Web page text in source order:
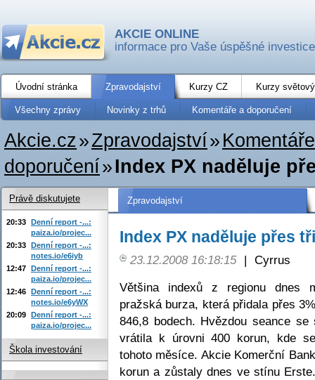
AKCIE ONLINE
informace pro Vaše úspěšné investice
Úvodní stránka Zpravodajství Kurzy CZ Kurzy
Všechny zprávy Novinky z trhů Komentáře a doporučení
Akcie.cz»Zpravodajství»
doporučení»Index PX naděluje
Zpravodajství
Index PX naděluje přes
23.12.2008 16:18:15 | Cyrrus
Většina indexů z regionu dnes
pražská burza, která přidala přes
846,8 bodech. Hvězdou seance
vrátila k úrovni 400 korun, kde
tohoto měsíce. Akcie Komerční
korun a zůstaly dnes ve stínu
Právě diskutujete
20:33 Denní report -...:
paiza.io/projec...
20:33 Denní report -...:
notes.io/e6iyb
12:47 Denní report -...:
paiza.io/projec...
12:46 Denní report -...:
notes.io/e6yWX
20:09 Denní report -...:
paiza.io/projec...
Škola investování